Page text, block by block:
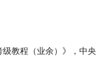
教程（业余）》，中央